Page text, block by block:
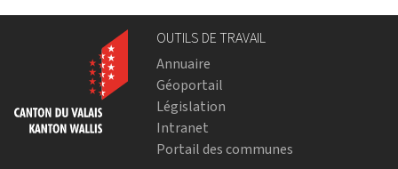
OUTILS DE TRAVAIL
Annuaire
Géoportail
Législation
Intranet
Portail des communes